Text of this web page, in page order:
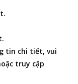
tin chi tiết, vui
truy cập